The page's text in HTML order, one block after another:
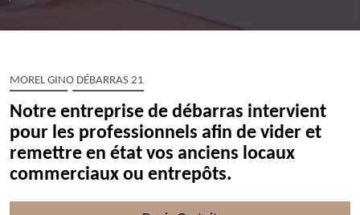
MOREL GINO DÉBARRAS 21
Notre entreprise de débarras intervient
pour les professionnels afin de vider et
remettre en état vos anciens locaux
commerciaux ou entrepôts.